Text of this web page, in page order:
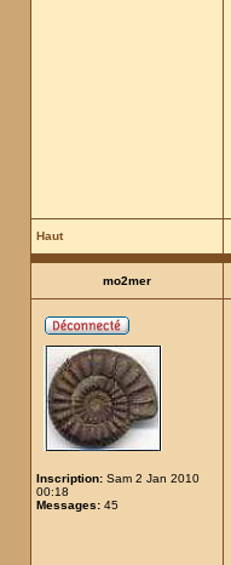
Haut
mo2mer
Inscription: Sam 2 Jan 2010
00:18
Messages: 45